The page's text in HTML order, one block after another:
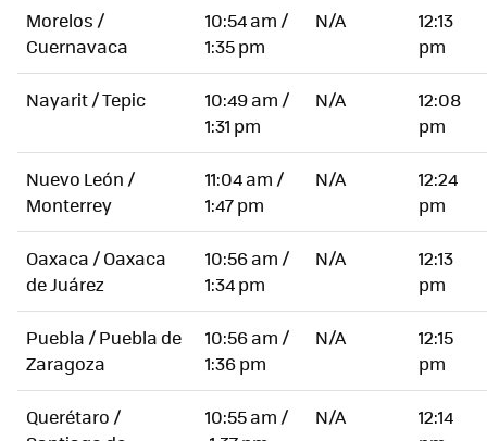
Morelos /
Cuernavaca
10:54 am /
1:35 pm
N/A
12:13
pm
Nayarit / Tepic
10:49 am /
1:31 pm
N/A
12:08
pm
Nuevo León /
Monterrey
11:04 am /
1:47 pm
N/A
12:24
pm
Oaxaca / Oaxaca
de Juárez
10:56 am /
1:34 pm
N/A
12:13
pm
Puebla / Puebla de
Zaragoza
10:56 am /
1:36 pm
N/A
12:15
pm
Querétaro /
10:55 am /
N/A
12:14